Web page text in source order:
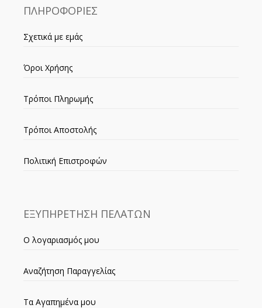
ΠΛΗΡΟΦΟΡΙΕΣ
Σχετικά με εμάς
Όροι Χρήσης
Τρόποι Πληρωμής
Τρόποι Αποστολής
Πολιτική Επιστροφών
ΕΞΥΠΗΡΕΤΗΣΗ ΠΕΛΑΤΩΝ
Ο λογαριασμός μου
Αναζήτηση Παραγγελίας
Τα Αγαπημένα μου